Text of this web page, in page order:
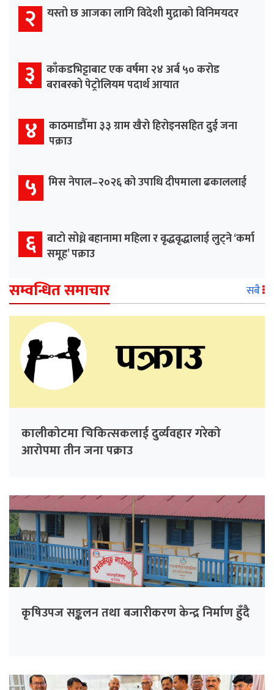
२ यस्तो छ आजका लागि विदेशी मुद्राको विनिमयदर
३ काँकडभिट्टाबाट एक वर्षमा २४ अर्ब ५० करोड
बराबरको पेट्रोलियम पदार्थ आयात
४ काठमाडौँमा ३३ ग्राम खैरो हिरोइनसहित दुई जना
पक्राउ
५ मिस नेपाल–२०२६ को उपाधि दीपमाला ढकाललाई
६ बाटो सोध्ने बहानामा महिला र वृद्धवृद्धालाई लुट्ने ‘कर्मा
समूह’ पक्राउ
सम्वन्धित समाचार सबै
कालीकोटमा चिकित्सकलाई दुर्व्यवहार गरेको
आरोपमा तीन जना पक्राउ
कृषिउपज सङ्कलन तथा बजारीकरण केन्द्र निर्माण हुँदै